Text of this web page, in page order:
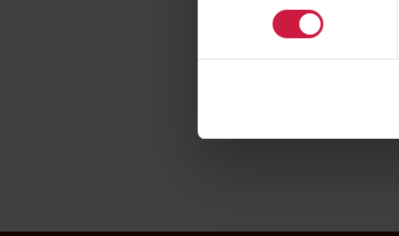
Helhetlig
Vi bruker